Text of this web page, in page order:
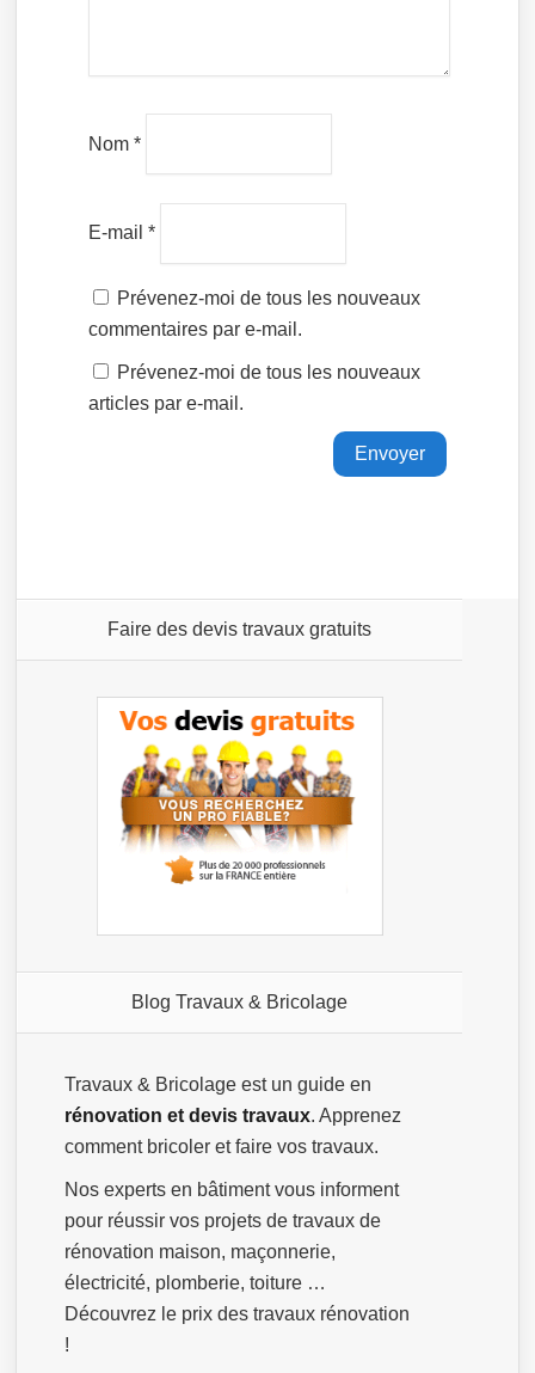
Nom*
E-mail*
Prévenez-moi de tous les nouveaux
commentaires par e-mail.
Prévenez-moi de tous les nouveaux
articles par e-mail.
Faire des devis travaux gratuits
Blog Travaux & Bricolage
Travaux & Bricolage est un guide en
rénovation et devis travaux. Apprenez
comment bricoler et faire vos travaux.
Nos experts en bâtiment vous informent
pour réussir vos projets de travaux de
rénovation maison, maçonnerie,
électricité, plomberie, toiture …
Découvrez le prix des travaux rénovation
!